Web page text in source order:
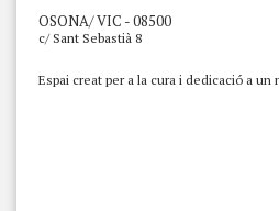
OSONA/ VIC - 08500
c/ Sant Sebastià 8
Espai creat per a la cura i dedicació a